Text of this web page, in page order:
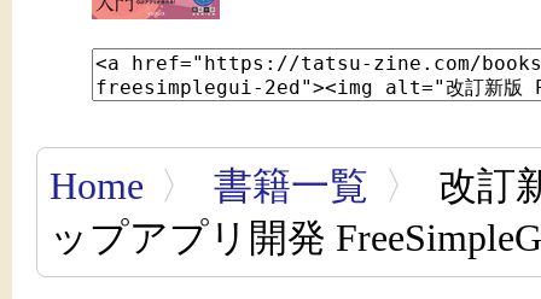
Home 〉 書籍一覧 〉
改訂
ップアプリ開発